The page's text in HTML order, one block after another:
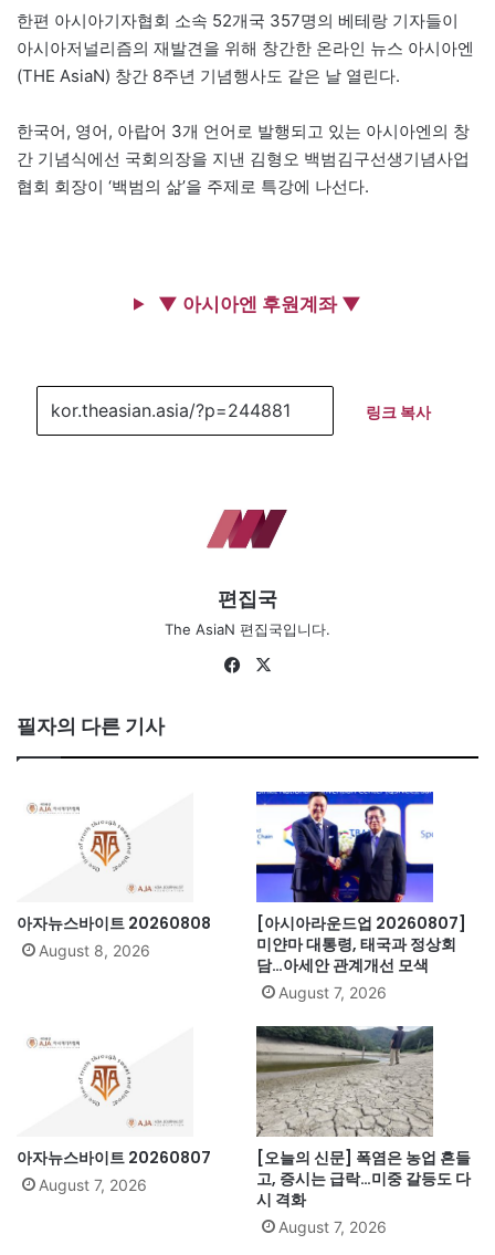
한편 아시아기자협회 소속 52개국 357명의 베테랑 기자들이
아시아저널리즘의 재발견을 위해 창간한 온라인 뉴스 아시아엔
(THE AsiaN) 창간 8주년 기념행사도 같은 날 열린다.
한국어, 영어, 아랍어 3개 언어로 발행되고 있는 아시아엔의 창
간 기념식에선 국회의장을 지낸 김형오 백범김구선생기념사업
협회 회장이 ‘백범의 삶’을 주제로 특강에 나선다.
▼ 아시아엔 후원계좌 ▼
링크 복사
편집국
The AsiaN 편집국입니다.
Fa
필자의 다른 기사
아자뉴스바이트 20260808
August 8, 2026
[아시아라운드업 20260807]
미얀마 대통령, 태국과 정상회
담…아세안 관계개선 모색
August 7, 2026
아자뉴스바이트 20260807
August 7, 2026
[오늘의 신문] 폭염은 농업 흔들
고, 증시는 급락…미중 갈등도 다
시 격화
August 7, 2026